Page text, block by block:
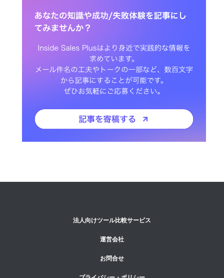
法人向けツール比較サービス
運営会社
お問合せ